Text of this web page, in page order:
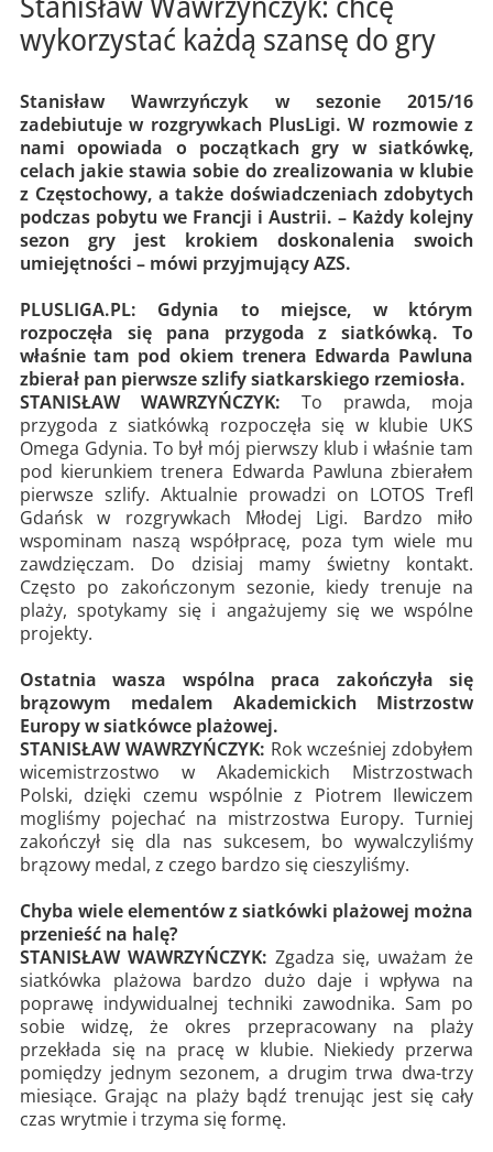
wykorzystać każdą szansę do gry
Stanisław Wawrzyńczyk w sezonie 2015/16
zadebiutuje w rozgrywkach PlusLigi. W rozmowie z
nami opowiada o początkach gry w siatkówkę,
celach jakie stawia sobie do zrealizowania w klubie
z Częstochowy, a także doświadczeniach zdobytych
podczas pobytu we Francji i Austrii. – Każdy kolejny
sezon gry jest krokiem doskonalenia swoich
umiejętności – mówi przyjmujący AZS.
PLUSLIGA.PL: Gdynia to miejsce, w którym
rozpoczęła się pana przygoda z siatkówką. To
właśnie tam pod okiem trenera Edwarda Pawluna
zbierał pan pierwsze szlify siatkarskiego rzemiosła.
STANISŁAW WAWRZYŃCZYK: To prawda, moja
przygoda z siatkówką rozpoczęła się w klubie UKS
Omega Gdynia. To był mój pierwszy klub i właśnie tam
pod kierunkiem trenera Edwarda Pawluna zbierałem
pierwsze szlify. Aktualnie prowadzi on LOTOS Trefl
Gdańsk w rozgrywkach Młodej Ligi. Bardzo miło
wspominam naszą współpracę, poza tym wiele mu
zawdzięczam. Do dzisiaj mamy świetny kontakt.
Często po zakończonym sezonie, kiedy trenuje na
plaży, spotykamy się i angażujemy się we wspólne
projekty.
Ostatnia wasza wspólna praca zakończyła się
brązowym medalem Akademickich Mistrzostw
Europy w siatkówce plażowej.
STANISŁAW WAWRZYŃCZYK: Rok wcześniej zdobyłem
wicemistrzostwo w Akademickich Mistrzostwach
Polski, dzięki czemu wspólnie z Piotrem Ilewiczem
mogliśmy pojechać na mistrzostwa Europy. Turniej
zakończył się dla nas sukcesem, bo wywalczyliśmy
brązowy medal, z czego bardzo się cieszyliśmy.
Chyba wiele elementów z siatkówki plażowej można
przenieść na halę?
STANISŁAW WAWRZYŃCZYK: Zgadza się, uważam że
siatkówka plażowa bardzo dużo daje i wpływa na
poprawę indywidualnej techniki zawodnika. Sam po
sobie widzę, że okres przepracowany na plaży
przekłada się na pracę w klubie. Niekiedy przerwa
pomiędzy jednym sezonem, a drugim trwa dwa-trzy
miesiące. Grając na plaży bądź trenując jest się cały
czas wrytmie i trzyma się formę.